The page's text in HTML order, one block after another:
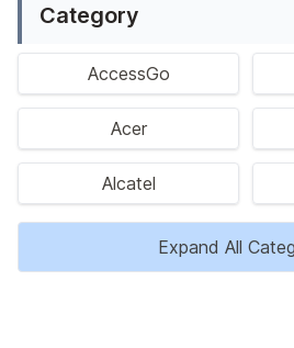
Category
AccessGo
Acer
Alcatel
Expand All